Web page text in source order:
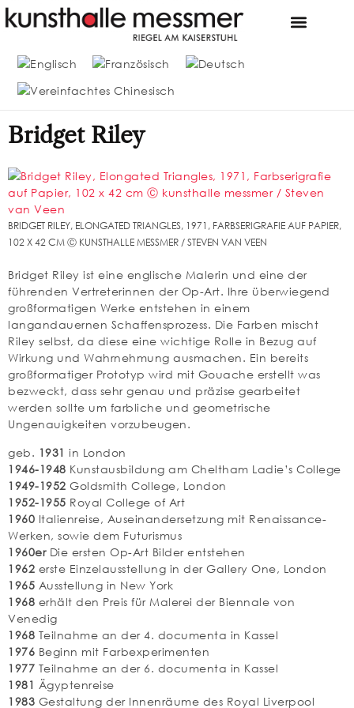
Bridget Riley
BRIDGET RILEY, ELONGATED TRIANGLES, 1971, FARBSERIGRAFIE AUF PAPIER,
102 X 42 CM Ⓒ KUNSTHALLE MESSMER / STEVEN VAN VEEN
Bridget Riley ist eine englische Malerin und eine der
führenden Vertreterinnen der Op-Art. Ihre überwiegend
großformatigen Werke entstehen in einem
langandauernen Schaffensprozess. Die Farben mischt
Riley selbst, da diese eine wichtige Rolle in Bezug auf
Wirkung und Wahrnehmung ausmachen. Ein bereits
großformatiger Prototyp wird mit Gouache erstellt was
bezweckt, dass sehr genau und präzise gearbeitet
werden sollte um farbliche und geometrische
Ungenauigkeiten vorzubeugen.
geb. 1931 in London
1946-1948 Kunstausbildung am Cheltham Ladie’s College
1949-1952 Goldsmith College, London
1952-1955 Royal College of Art
1960 Italienreise, Auseinandersetzung mit Renaissance-
Werken, sowie dem Futurismus
1960erDie ersten Op-Art Bilder entstehen
1962 erste Einzelausstellung in der Gallery One, London
1965 Ausstellung in New York
1968 erhält den Preis für Malerei der Biennale von
Venedig
1968 Teilnahme an der 4. documenta in Kassel
1976 Beginn mit Farbexperimenten
1977 Teilnahme an der 6. documenta in Kassel
1981 Ägyptenreise
1983 Gestaltung der Innenräume des Royal Liverpool